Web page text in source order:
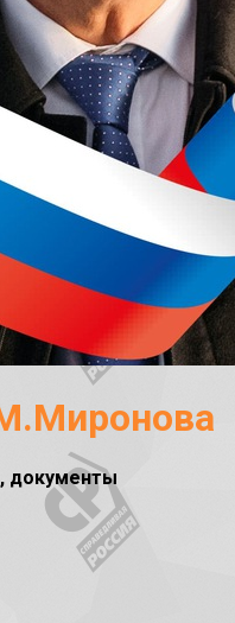
документы